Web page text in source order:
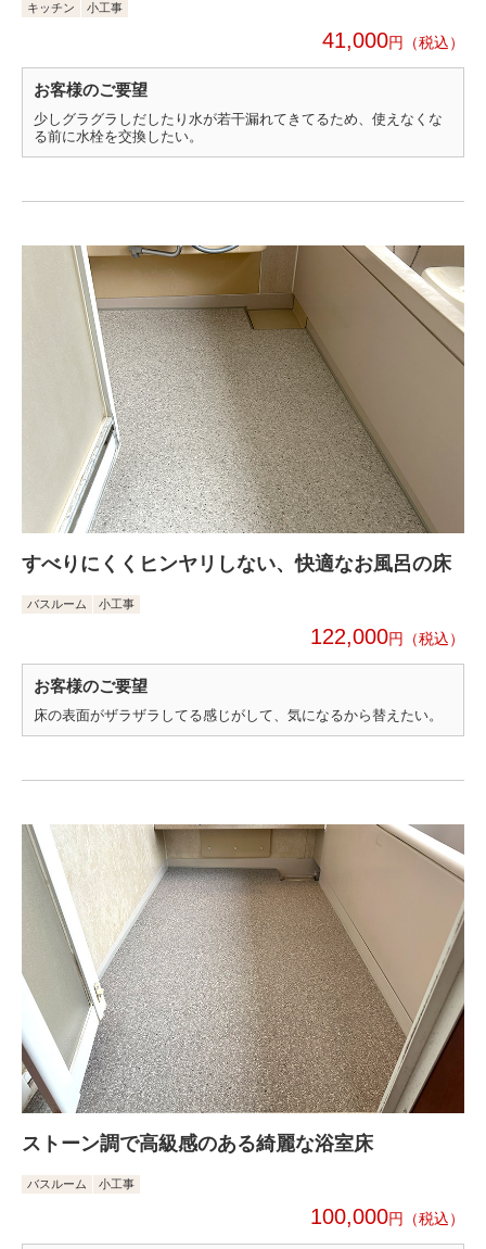
キッチン 小工事
41,000円
お客様のご要望
少しグラグラしだしたり水が若干漏れてきてるため、使えなくな
る前に水栓を交換したい。
すべりにくくヒンヤリしない、快適なお風呂の床
バスルーム 小工事
122,000円
お客様のご要望
床の表面がザラザラしてる感じがして、気になるから替えたい。
ストーン調で高級感のある綺麗な浴室床
バスルーム 小工事
100,000円